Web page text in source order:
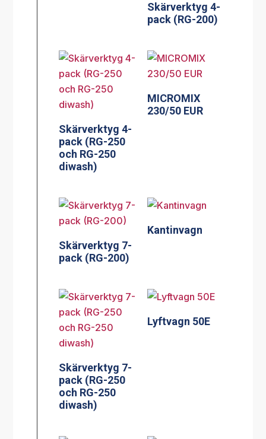
Skärverktyg 4-
pack (RG-200)
Skärverktyg 4-
pack (RG-250
och RG-250
diwash)
MICROMIX
230/50 EUR
Skärverktyg 7-
pack (RG-200)
Kantinvagn
Skärverktyg 7-
pack (RG-250
och RG-250
diwash)
Lyftvagn 50E